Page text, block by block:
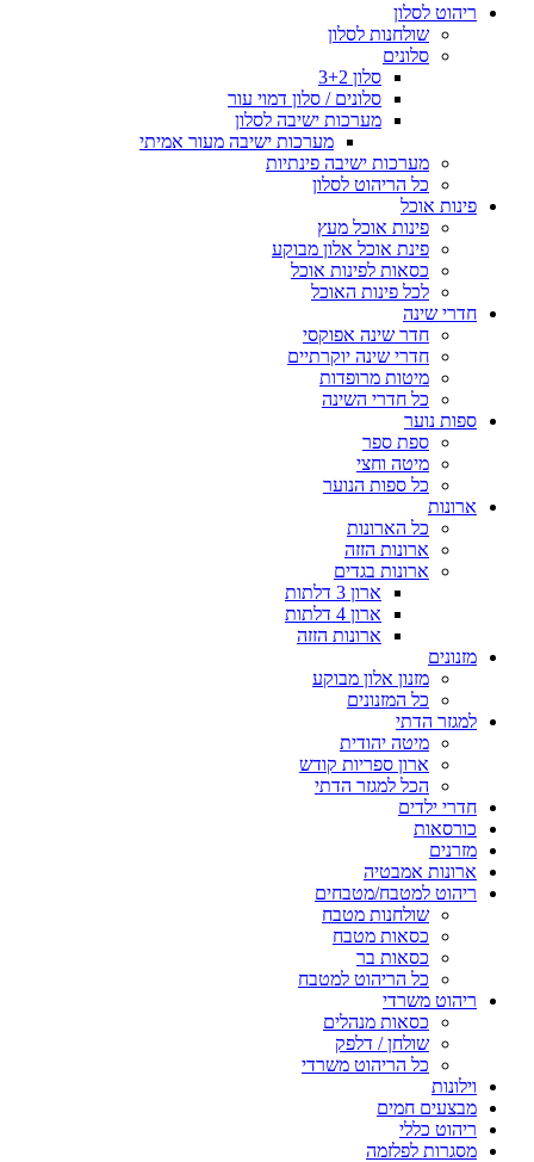
ריהוט לסלון
שולחנות לסלון
סלונים
סלון 3+2
סלונים / סלון דמוי עור
מערכות ישיבה לסלון
מערכות ישיבה מעור אמיתי
מערכות ישיבה פינתיות
כל הריהוט לסלון
פינות אוכל
פינות אוכל מעץ
פינת אוכל אלון מבוקע
כסאות לפינות אוכל
לכל פינות האוכל
חדרי שינה
חדר שינה אפוקסי
חדרי שינה יוקרתיים
מיטות מרופדות
כל חדרי השינה
ספות נוער
ספת ספר
מיטה וחצי
כל ספות הנוער
ארונות
כל הארונות
ארונות הזזה
ארונות בגדים
ארון 3 דלתות
ארון 4 דלתות
ארונות הזזה
מזנונים
מזנון אלון מבוקע
כל המזנונים
למגזר הדתי
מיטה יהודית
ארון ספריות קודש
הכל למגזר הדתי
חדרי ילדים
כורסאות
מזרנים
ארונות אמבטיה
ריהוט למטבח/מטבחים
שולחנות מטבח
כסאות מטבח
כסאות בר
כל הריהוט למטבח
ריהוט משרדי
כסאות מנהלים
שולחן / דלפק
כל הריהוט משרדי
וילונות
מבצעים חמים
ריהוט כללי
מסגרות לפלזמה